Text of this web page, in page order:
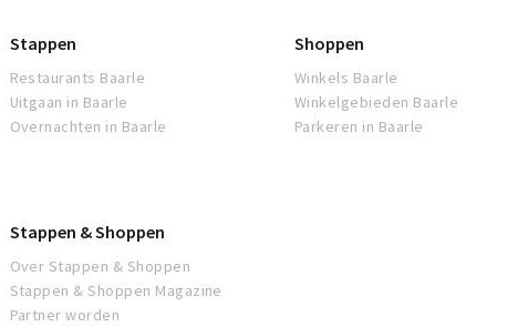
Stappen
Restaurants Baarle
Uitgaan in Baarle
Overnachten in Baarle
Shoppen
Winkels Baarle
Winkelgebieden Baarle
Parkeren in Baarle
Stappen & Shoppen
Over Stappen & Shoppen
Stappen & Shoppen Magazine
Partner worden